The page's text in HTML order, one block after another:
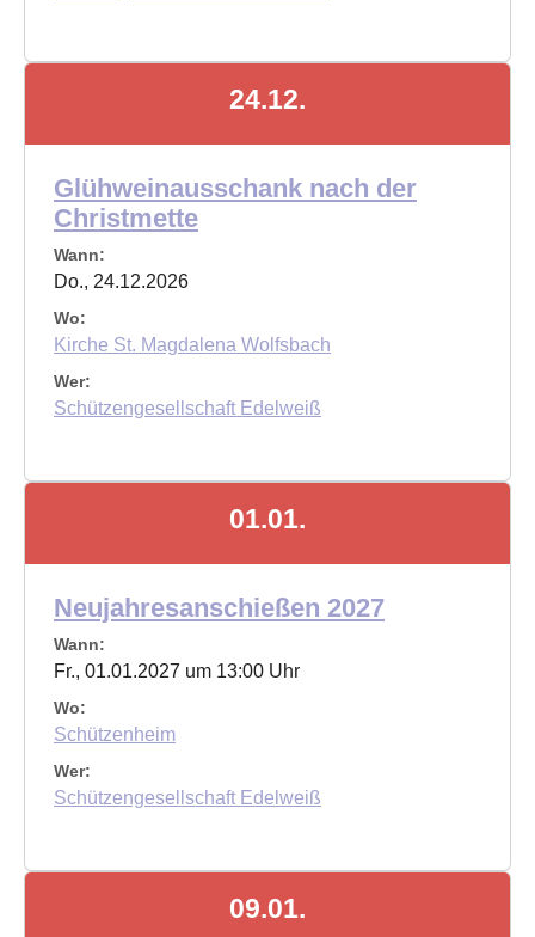
24.12.
Glühweinausschank nach der
Christmette
Wann:
Do., 24.12.2026
Wo:
Kirche St. Magdalena Wolfsbach
Wer:
Schützengesellschaft Edelweiß
01.01.
Neujahresanschießen 2027
Wann:
Fr., 01.01.2027 um 13:00 Uhr
Wo:
Schützenheim
Wer:
Schützengesellschaft Edelweiß
09.01.